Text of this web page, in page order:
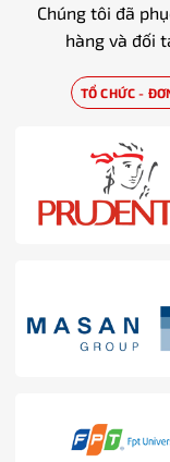
Chúng tôi đã
hàng và đối
TỔ CHỨC -